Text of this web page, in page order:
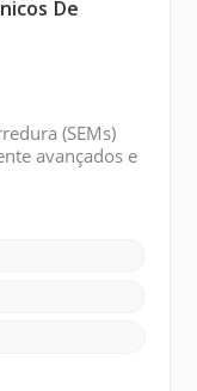
De
(SEMs)
avançados e
disponíveis
geração.
FEI Company